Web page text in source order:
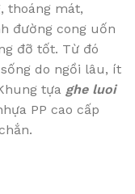
thoáng mát,
đường cong uốn
đỡ tốt. Từ đó
do ngồi lâu, ít
tựa ghe luoi
PP cao cấp